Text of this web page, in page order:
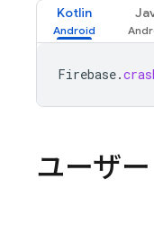
Kotlin
Firebase.
ユーザ